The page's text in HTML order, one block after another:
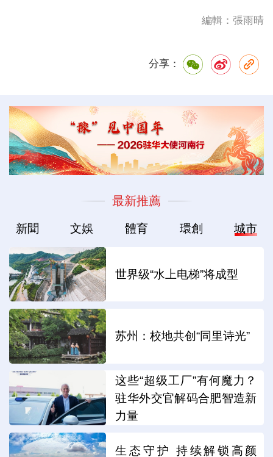
編輯：張雨晴
分享：
最新推薦
新聞 文娛 體育 環創 城市
世界级“水上电梯”将成型
苏州：校地共创“同里诗光”
这些“超级工厂”有何魔力？
驻华外交官解码合肥智造新
力量
生态守护 持续解锁高颜